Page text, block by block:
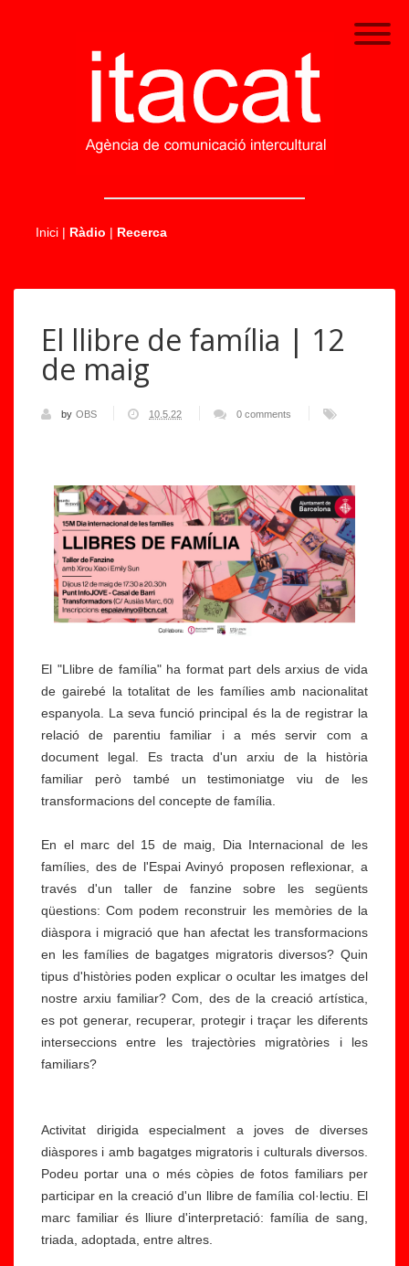
Inici | Ràdio | Recerca
El llibre de família | 12
de maig
by OBS 10.5.22 0 comments
El "Llibre de família" ha format part dels arxius de vida
de gairebé la totalitat de les famílies amb nacionalitat
espanyola. La seva funció principal és la de registrar la
relació de parentiu familiar i a més servir com a
document legal. Es tracta d'un arxiu de la història
familiar però també un testimoniatge viu de les
transformacions del concepte de família.
En el marc del 15 de maig, Dia Internacional de les
famílies, des de l'Espai Avinyó proposen reflexionar, a
través d'un taller de fanzine sobre les següents
qüestions: Com podem reconstruir les memòries de la
diàspora i migració que han afectat les transformacions
en les famílies de bagatges migratoris diversos? Quin
tipus d'històries poden explicar o ocultar les imatges del
nostre arxiu familiar? Com, des de la creació artística,
es pot generar, recuperar, protegir i traçar les diferents
interseccions entre les trajectòries migratòries i les
familiars?
Activitat dirigida especialment a joves de diverses
diàspores i amb bagatges migratoris i culturals diversos.
Podeu portar una o més còpies de fotos familiars per
participar en la creació d'un llibre de família col·lectiu. El
marc familiar és lliure d'interpretació: família de sang,
triada, adoptada, entre altres.